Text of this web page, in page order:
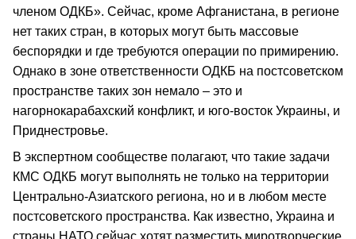
членом ОДКБ». Сейчас, кроме Афганистана, в регионе
нет таких стран, в которых могут быть массовые
беспорядки и где требуются операции по примирению.
Однако в зоне ответственности ОДКБ на постсоветском
пространстве таких зон немало – это и
нагорнокарабахский конфликт, и юго-восток Украины, и
Приднестровье.
В экспертном сообществе полагают, что такие задачи
КМС ОДКБ могут выполнять не только на территории
Центрально-Азиатского региона, но и в любом месте
постсоветского пространства. Как известно, Украина и
страны НАТО сейчас хотят разместить миротворческие